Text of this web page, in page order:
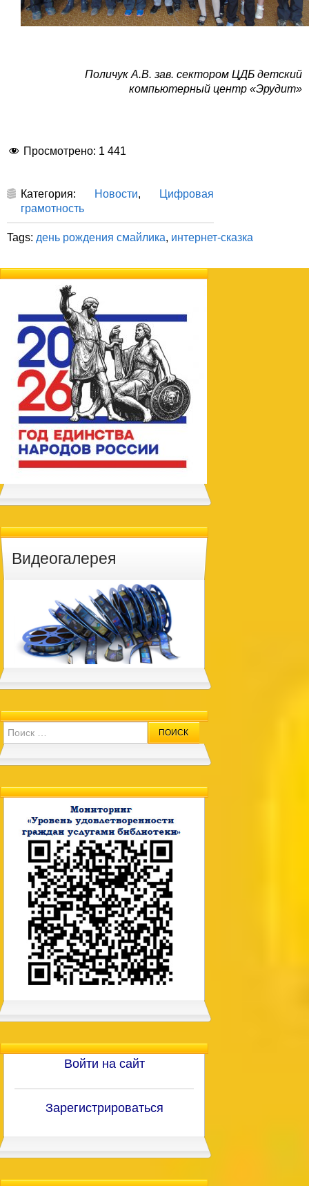
Поличук А.В. зав. сектором ЦДБ детский
компьютерный центр «Эрудит»
Просмотрено: 1 441
Категория: Новости,
Цифровая
грамотность
Tags: день рождения смайлика, интернет-сказка
Видеогалерея
Search for:
Войти на сайт
Зарегистрироваться